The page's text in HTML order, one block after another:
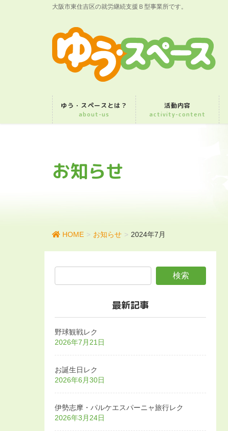
大阪市東住吉区の就労継続支援Ｂ型事業所です。
ゆう・スペースとは？
about-us
活動内容
activity-content
お知らせ
HOME お知らせ 2024年7月
最新記事
野球観戦レク
2026年7月21日
お誕生日レク
2026年6月30日
伊勢志摩・パルケエスパーニャ旅行レク
2026年3月24日